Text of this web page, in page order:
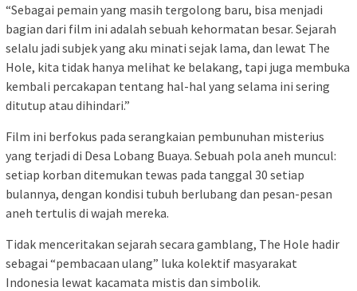
“Sebagai pemain yang masih tergolong baru, bisa menjadi
bagian dari film ini adalah sebuah kehormatan besar. Sejarah
selalu jadi subjek yang aku minati sejak lama, dan lewat The
Hole, kita tidak hanya melihat ke belakang, tapi juga membuka
kembali percakapan tentang hal-hal yang selama ini sering
ditutup atau dihindari.”
Film ini berfokus pada serangkaian pembunuhan misterius
yang terjadi di Desa Lobang Buaya. Sebuah pola aneh muncul:
setiap korban ditemukan tewas pada tanggal 30 setiap
bulannya, dengan kondisi tubuh berlubang dan pesan-pesan
aneh tertulis di wajah mereka.
Tidak menceritakan sejarah secara gamblang, The Hole hadir
sebagai “pembacaan ulang” luka kolektif masyarakat
Indonesia lewat kacamata mistis dan simbolik.